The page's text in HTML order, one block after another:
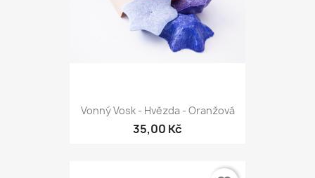
Vonný Vosk - Hvězda - Oranžová
35,00 Kč